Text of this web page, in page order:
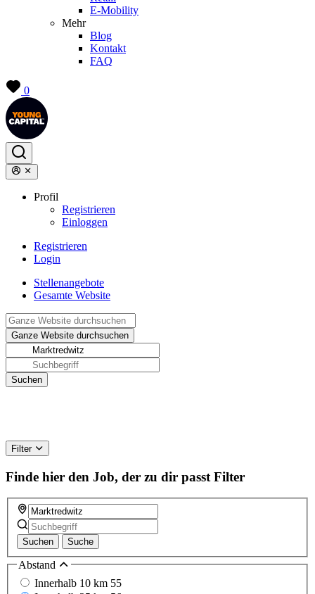
E-Mobility
Mehr
Blog
Kontakt
FAQ
0
Profil
Registrieren
Einloggen
Registrieren
Login
Stellenangebote
Gesamte Website
Filter
Finde hier den Job, der zu dir passt Filter
Suchen Suche
Abstand
Innerhalb 10 km 55